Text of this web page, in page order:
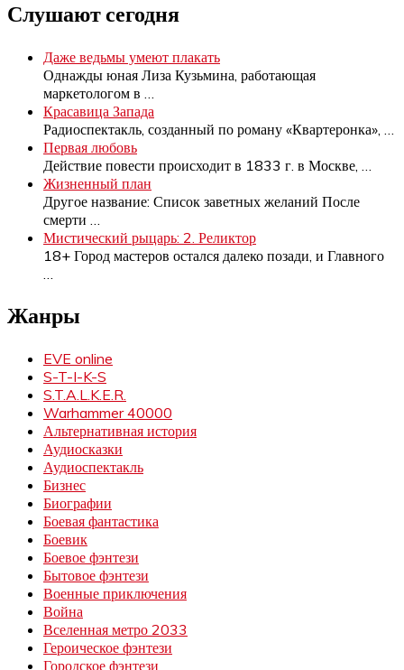
Слушают сегодня
Даже ведьмы умеют плакать
Однажды юная Лиза Кузьмина, работающая
маркетологом в
Красавица Запада
Радиоспектакль, созданный по роману «Квартеронка»,
Первая любовь
Действие повести происходит в 1833 г. в Москве,
Жизненный план
Другое название: Список заветных желаний После
смерти
Мистический рыцарь: 2. Реликтор
18+ Город мастеров остался далеко позади, и Главного
Жанры
EVE online
S-T-I-K-S
S.T.A.L.K.E.R.
Warhammer 40000
Альтернативная история
Аудиосказки
Аудиоспектакль
Бизнес
Биографии
Боевая фантастика
Боевик
Боевое фэнтези
Бытовое фэнтези
Военные приключения
Война
Вселенная метро 2033
Героическое фэнтези
Городское фэнтези